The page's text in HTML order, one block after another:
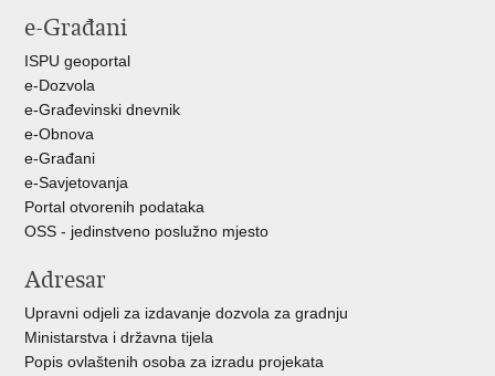
FacebookuTwitteru
e-Građani
ISPU geoportal
e-Dozvola
e-Građevinski dnevnik
e-Obnova
e-Građani
e-Savjetovanja
Portal otvorenih podataka
OSS - jedinstveno poslužno mjesto
Adresar
Upravni odjeli za izdavanje dozvola za gradnju
Ministarstva i državna tijela
Popis ovlaštenih osoba za izradu projekata